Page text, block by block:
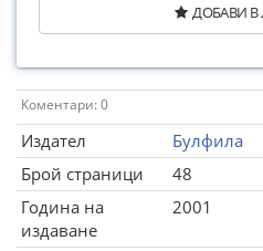
ДОБАВИ
Коментари: 0
Издател
Булфила
Брой страници
48
Година на
издаване
2001